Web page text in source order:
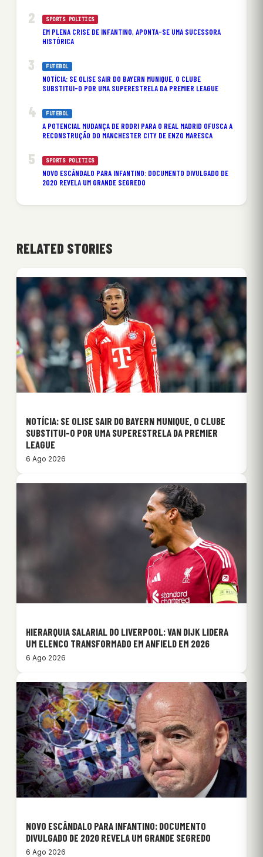
SPORTS POLITICS
EM PLENA CRISE DE INFANTINO, APONTA-SE UMA SUCESSORA
HISTÓRICA
FUTEBOL
NOTÍCIA: SE OLISE SAIR DO BAYERN MUNIQUE, O CLUBE
SUBSTITUI-O POR UMA SUPERESTRELA DA PREMIER LEAGUE
FUTEBOL
A POTENCIAL MUDANÇA DE RODRI PARA O REAL MADRID OFUSCA A
RECONSTRUÇÃO DO MANCHESTER CITY DE ENZO MARESCA
SPORTS POLITICS
NOVO ESCÂNDALO PARA INFANTINO: DOCUMENTO DIVULGADO DE
2020 REVELA UM GRANDE SEGREDO
RELATED STORIES
NOTÍCIA: SE OLISE SAIR DO BAYERN MUNIQUE, O CLUBE
SUBSTITUI-O POR UMA SUPERESTRELA DA PREMIER
LEAGUE
6 Ago 2026
HIERARQUIA SALARIAL DO LIVERPOOL: VAN DIJK LIDERA
UM ELENCO TRANSFORMADO EM ANFIELD EM 2026
6 Ago 2026
NOVO ESCÂNDALO PARA INFANTINO: DOCUMENTO
DIVULGADO DE 2020 REVELA UM GRANDE SEGREDO
6 Ago 2026